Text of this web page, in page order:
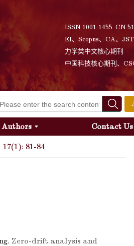
ISSN 1001-1455 CN
EI、Scopus、CA、
力学类中文核心期刊
中国科技核心期刊、
Authors Contact Us
17(1): 81-84
Zero-drift analysis and